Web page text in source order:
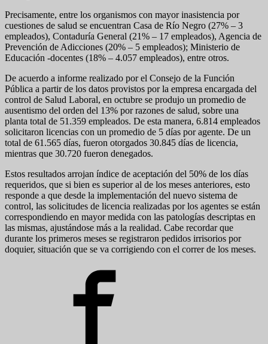
Precisamente, entre los organismos con mayor inasistencia por
cuestiones de salud se encuentran Casa de Río Negro (27% – 3
empleados), Contaduría General (21% – 17 empleados), Agencia de
Prevención de Adicciones (20% – 5 empleados); Ministerio de
Educación -docentes (18% – 4.057 empleados), entre otros.
De acuerdo a informe realizado por el Consejo de la Función
Pública a partir de los datos provistos por la empresa encargada del
control de Salud Laboral, en octubre se produjo un promedio de
ausentismo del orden del 13% por razones de salud, sobre una
planta total de 51.359 empleados. De esta manera, 6.814 empleados
solicitaron licencias con un promedio de 5 días por agente. De un
total de 61.565 días, fueron otorgados 30.845 días de licencia,
mientras que 30.720 fueron denegados.
Estos resultados arrojan índice de aceptación del 50% de los días
requeridos, que si bien es superior al de los meses anteriores, esto
responde a que desde la implementación del nuevo sistema de
control, las solicitudes de licencia realizadas por los agentes se están
correspondiendo en mayor medida con las patologías descriptas en
las mismas, ajustándose más a la realidad. Cabe recordar que
durante los primeros meses se registraron pedidos irrisorios por
doquier, situación que se va corrigiendo con el correr de los meses.